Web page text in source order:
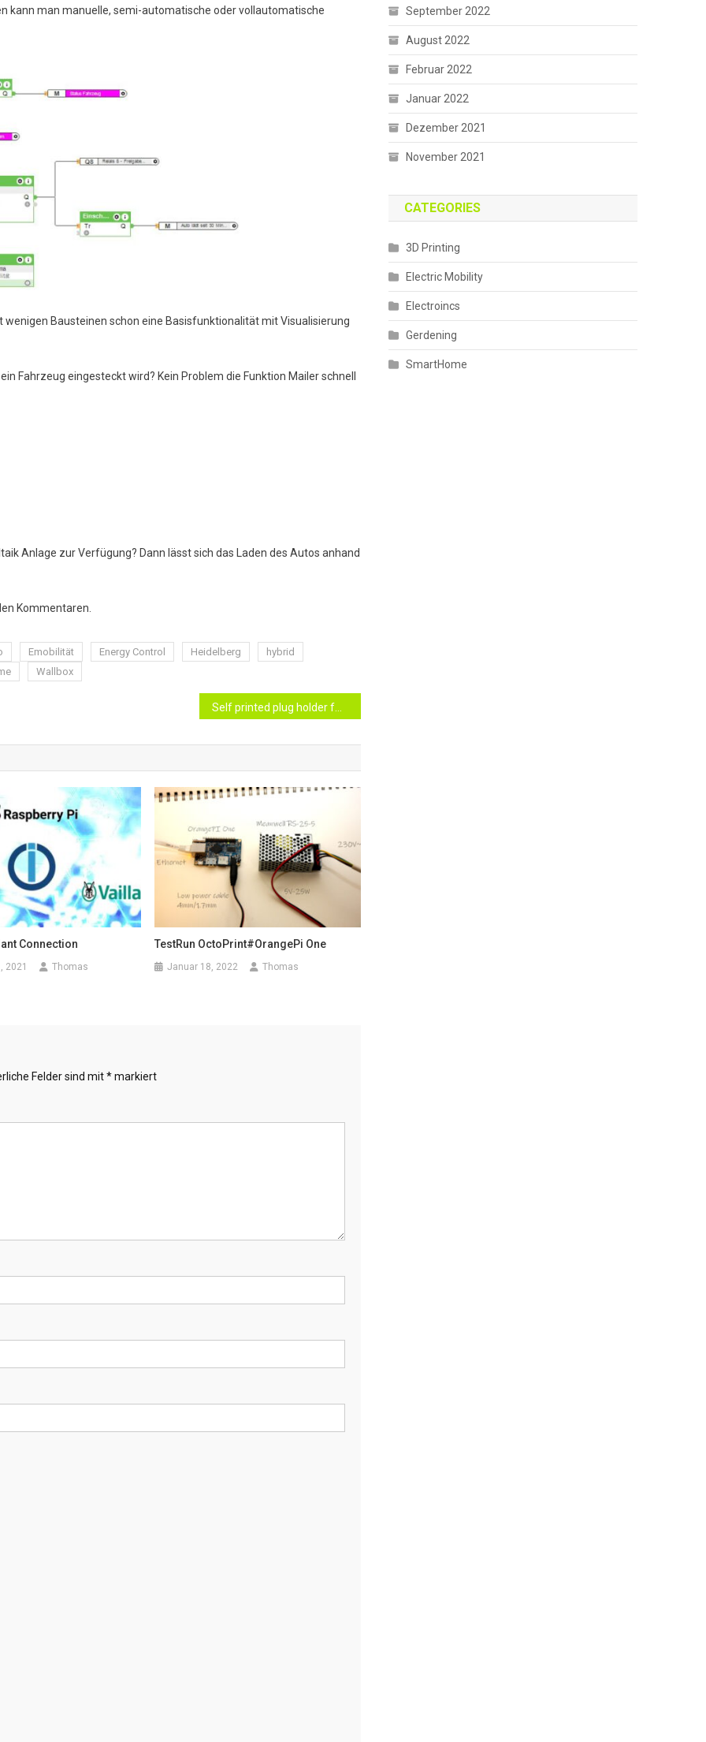
kann man manuelle, semi-automatische oder vollautomatische
Bausteinen schon eine Basisfunktionalität mit Visualisierung
Fahrzeug eingesteckt wird? Kein Problem die Funktion Mailer schnell
Anlage zur Verfügung? Dann lässt sich das Laden des Autos anhand
Kommentaren.
Emobilität Energy Control Heidelberg
hybrid
Wallbox
Connection
2021 Thomas
TestRun OctoPrint#OrangePi One
Januar 18, 2022 Thomas
Felder sind mit*markiert
September 2022
August 2022
Februar 2022
Januar 2022
Dezember 2021
November 2021
CATEGORIES
3D Printing
Electric Mobility
Electroincs
Gerdening
SmartHome